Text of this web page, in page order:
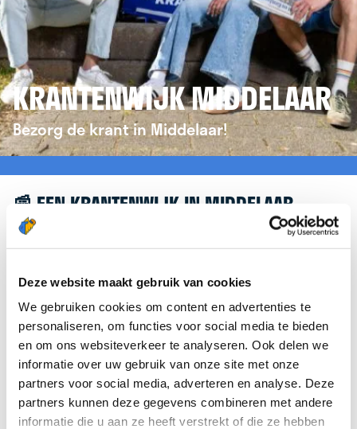
Deze website maakt gebruik van cookies
We gebruiken cookies om content en advertenties te
personaliseren, om functies voor social media te bieden
en om ons websiteverkeer te analyseren. Ook delen we
informatie over uw gebruik van onze site met onze
partners voor social media, adverteren en analyse. Deze
partners kunnen deze gegevens combineren met andere
informatie die u aan ze heeft verstrekt of die ze hebben
KRANTENWIJK MIDDELAAR
Bezorg de krant in Middelaar!
📰 EEN KRANTENWIJK IN MIDDELAAR
Leuk dat je geïnteresseerd bent in een
verwijzen we je graag door naar de website van
krantenbezorgen.nl . Daar kun je je eenvoudig
aanmelden om de krant te bezorgen in Middelaar.
We hopen dat je snel aan de slag kunt en wensen
je veel succes! 🚴‍♂️💨